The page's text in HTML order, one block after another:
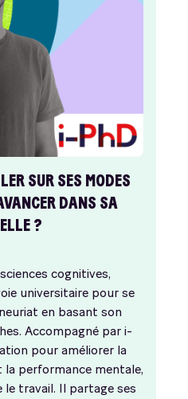
SUR SES MODES
DANS SA
?
cognitives,
universitaire pour se
en basant son
Accompagné par i-
pour améliorer la
la performance mentale,
travail. Il partage ses